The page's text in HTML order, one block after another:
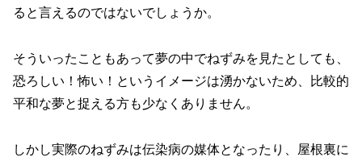
ると言えるのではないでしょうか。
そういったこともあって夢の中でねずみを見たとしても、
恐ろしい！怖い！というイメージは湧かないため、比較的
平和な夢と捉える方も少なくありません。
しかし実際のねずみは伝染病の媒体となったり、屋根裏に